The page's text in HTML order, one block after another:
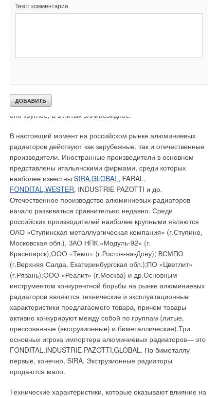
Текст комментария
стойкости.Радиатор рассчитан на рабочее давление 3 МПа и
Экструзионные радиаторы ниже по теплоотдаче, чем литые,
но прочнее не только из-за материала, но и из-за сечения —
оно круглое, а в литых эллипсоидное.
В настоящий момент на российском рынке алюминиевых
радиаторов действуют как зарубежные, так и отечественные
производители. Иностранные производители в основном
представлены итальянскими фирмами, среди которых
наиболее известны SIRA,GLOBAL, FARAL,
FONDITAL,WESTER, INDUSTRIE PAZOTTI и др.
Отечественное производство алюминиевых радиаторов
начало развиваться сравнительно недавно. Среди
российских производителей наиболее крупными являются
ОАО «Ступинская металлургическая компания» (г.Ступино,
Московская обл.), ЗАО НПК «Модуль-92» (г.
Красноярск),ООО «Темп» (г.Ростов-на-Дону); ВСМПО
(г.Верхняя Салда, Екатеринбургская обл.);ПО «Цветлит»
(г.Рязань);ООО «Реалит» (г.Москва) и др.Основным
инструментом конкурентной борьбы на рынке алюминиевых
радиаторов являются технические и эксплуатационные
характеристики предлагаемого товара, причем товары
активно конкурируют между собой по группам (литые,
прессованные (экструзионные) и биметаллические).Три
основных игрока импортера алюминиевых радиаторов— это
FONDITAL,INDUSTRIE PAZOTTI,GLOBAL. По биметаллу
первые, конечно, SIRA. Экструзионные радиаторы
продаются мало.
Технические характеристики, которые оказывают влияние на